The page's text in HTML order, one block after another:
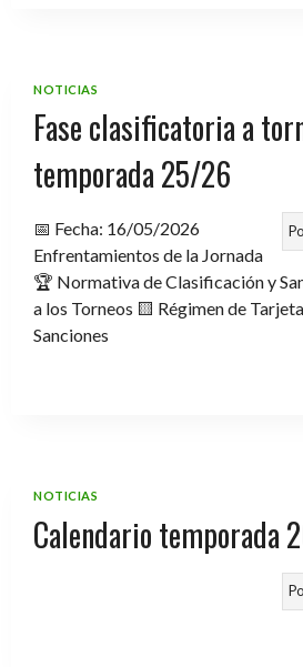
NOTICIAS
Fase clasificatoria a
temporada 25/26
📅 Fecha: 16/05/2026
Enfrentamientos de la Jornada
🏆 Normativa de Clasificación y
a los Torneos 🟨 Régimen de
Sanciones
NOTICIAS
Calendario temporada